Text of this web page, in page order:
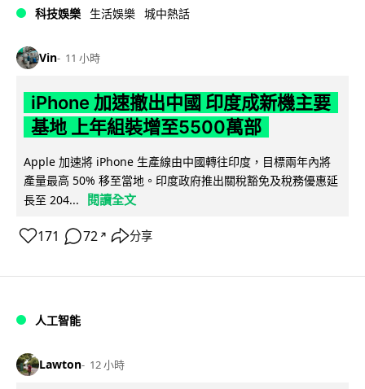
科技娛樂 生活娛樂 城中熱話
Vin 11 小時
iPhone 加速撤出中國 印度成新機主要
基地 上年組裝增至5500萬部
Apple 加速將 iPhone 生產線由中國轉往印度，目標兩年內將
產量最高 50% 移至當地。印度政府推出關稅豁免及稅務優惠延
長至 204...
閱讀全文
171 72 ↗ 分享
人工智能
Lawton 12 小時